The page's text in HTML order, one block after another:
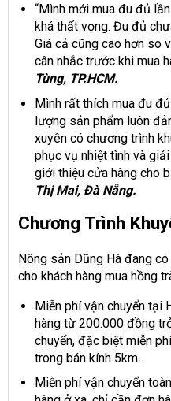
“Mình mới mua đu đủ
khá thất vọng. Đu đủ
Giá cả cũng cao hơn so
cân nhắc trước khi mua
Tùng, TP.HCM.
Mình rất thích mua đu
lượng sản phẩm luôn
xuyên có chương trình
phục vụ nhiệt tình và
giới thiệu cửa hàng cho
Thị Mai, Đà Nẵng.
Chương Trình
Nông sản Dũng Hà đang
cho khách hàng mua hồng
Miễn phí vận chuyển tại
hàng từ 200.000 đồng
chuyển, đặc biệt miễn
trong bán kính 5km.
Miễn phí vận chuyển